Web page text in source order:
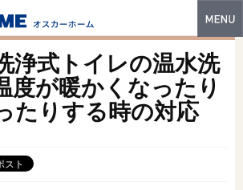
特長
性能・技術
浄式トイレの温水洗
度が暖かくなったり
たりする時の対応